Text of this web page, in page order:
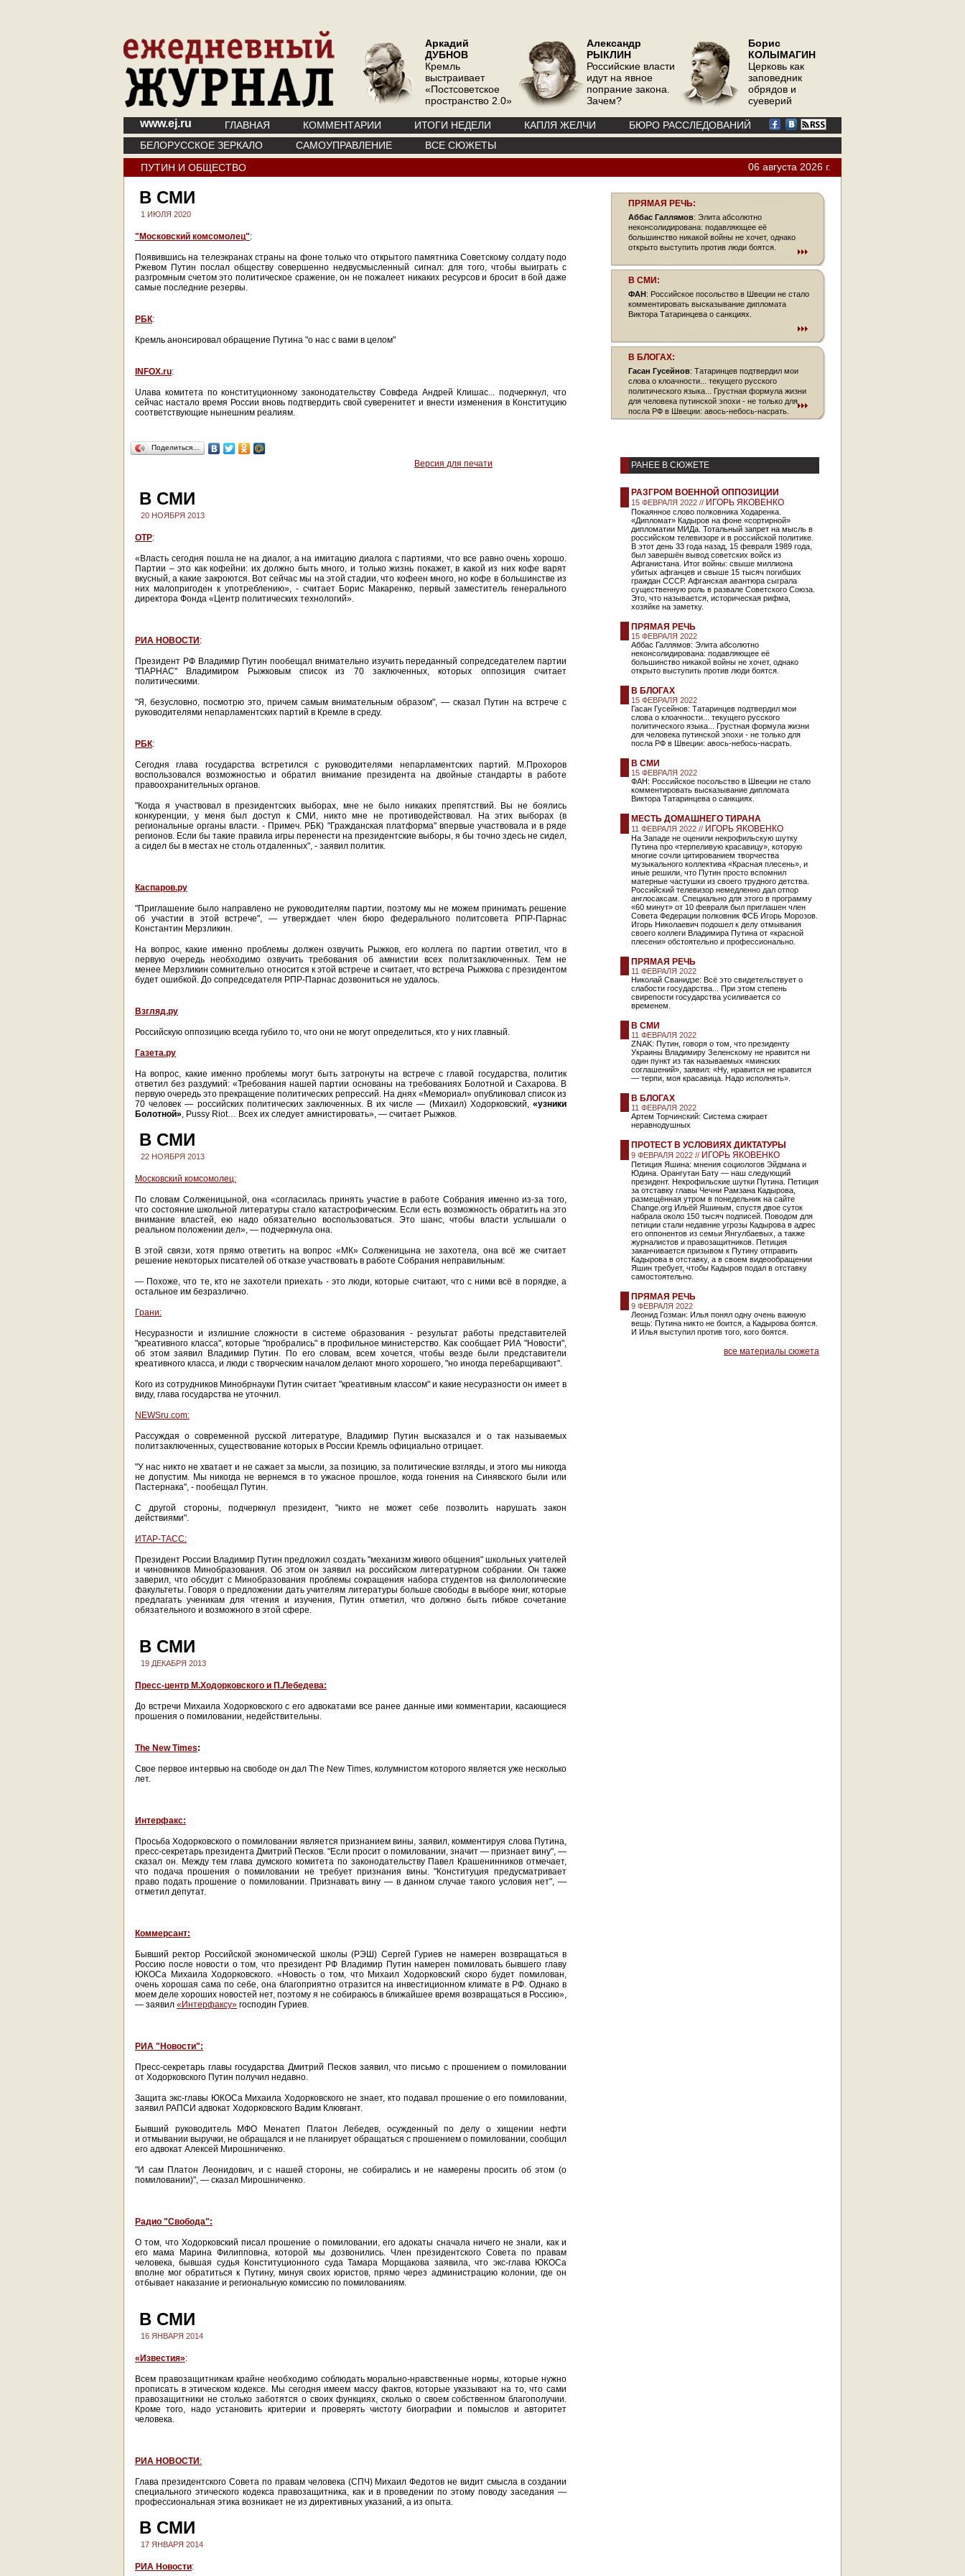
Аркадий
ДУБНОВ
Кремль
выстраивает
«Постсоветское
пространство 2.0»
Александр
РЫКЛИН
Российские власти
идут на явное
попрание закона.
Зачем?
Борис
КОЛЫМАГИН
Церковь как
заповедник
обрядов и
суеверий
www.ej.ru ГЛАВНАЯ КОММЕНТАРИИ ИТОГИ НЕДЕЛИ КАПЛЯ ЖЕЛЧИ
БЮРО РАССЛЕДОВАНИЙ
БЕЛОРУССКОЕ ЗЕРКАЛО
САМОУПРАВЛЕНИЕ
ВСЕ СЮЖЕТЫ
ПУТИН И ОБЩЕСТВО
06 августа 2026 г.
В СМИ
1 ИЮЛЯ 2020
"Московский комсомолец":
Появившись на телеэкранах страны на фоне только что открытого памятника Советскому солдату подо
Ржевом Путин послал обществу совершенно недвусмысленный сигнал: для того, чтобы выиграть с
разгромным счетом это политическое сражение, он не пожалеет никаких ресурсов и бросит в бой даже
самые последние резервы.
РБК:
Кремль анонсировал обращение Путина "о нас с вами в целом"
INFOX.ru:
Uлава комитета по конституционному законодательству Совфеда Андрей Клишас... подчеркнул, что
сейчас настало время России вновь подтвердить свой суверенитет и внести изменения в Конституцию
соответствующие нынешним реалиям.
Поделиться…
Версия для печати
В СМИ
20 НОЯБРЯ 2013
ОТР:
«Власть сегодня пошла не на диалог, а на имитацию диалога с партиями, что все равно очень хорошо.
Партии – это как кофейни: их должно быть много, и только жизнь покажет, в какой из них кофе варят
вкусный, а какие закроются. Вот сейчас мы на этой стадии, что кофеен много, но кофе в большинстве из
них малопригоден к употреблению», - считает Борис Макаренко, первый заместитель генерального
директора Фонда «Центр политических технологий».
РИА НОВОСТИ :
Президент РФ Владимир Путин пообещал внимательно изучить переданный сопредседателем партии
"ПАРНАС" Владимиром Рыжковым список из 70 заключенных, которых оппозиция считает
политическими.
"Я, безусловно, посмотрю это, причем самым внимательным образом", — сказал Путин на встрече с
руководителями непарламентских партий в Кремле в среду.
РБК:
Сегодня глава государства встретился с руководителями непарламентских партий. М.Прохоров
воспользовался возможностью и обратил внимание президента на двойные стандарты в работе
правоохранительных органов.
"Когда я участвовал в президентских выборах, мне не было никаких препятствий. Вы не боялись
конкуренции, у меня был доступ к СМИ, никто мне не противодействовал. На этих выборах (в
региональные органы власти. - Примеч. РБК) "Гражданская платформа" впервые участвовала и в ряде
регионов. Если бы такие правила игры перенести на президентские выборы, я бы точно здесь не сидел,
а сидел бы в местах не столь отдаленных", - заявил политик.
Каспаров.ру
"Приглашение было направлено не руководителям партии, поэтому мы не можем принимать решение
об участии в этой встрече", — утверждает член бюро федерального политсовета РПР-Парнас
Константин Мерзликин.
На вопрос, какие именно проблемы должен озвучить Рыжков, его коллега по партии ответил, что в
первую очередь необходимо озвучить требования об амнистии всех политзаключенных. Тем не
менее Мерзликин сомнительно относится к этой встрече и считает, что встреча Рыжкова с президентом
будет ошибкой. До сопредседателя РПР-Парнас дозвониться не удалось.
Взгляд.ру
Российскую оппозицию всегда губило то, что они не могут определиться, кто у них главный.
Газета.ру
На вопрос, какие именно проблемы могут быть затронуты на встрече с главой государства, политик
ответил без раздумий: «Требования нашей партии основаны на требованиях Болотной и Сахарова. В
первую очередь это прекращение политических репрессий. На днях «Мемориал» опубликовал список из
70 человек — российских политических заключенных. В их числе — (Михаил) Ходорковский, «узники
Болотной», Pussy Riot… Всех их следует амнистировать», — считает Рыжков.
В СМИ
22 НОЯБРЯ 2013
Московский комсомолец:
По словам Солженицыной, она «согласилась принять участие в работе Собрания именно из-за того,
что состояние школьной литературы стало катастрофическим. Если есть возможность обратить на это
внимание властей, ею надо обязательно воспользоваться. Это шанс, чтобы власти услышали о
реальном положении дел», — подчеркнула она.
В этой связи, хотя прямо ответить на вопрос «МК» Солженицына не захотела, она всё же считает
решение некоторых писателей об отказе участвовать в работе Собрания неправильным:
— Похоже, что те, кто не захотели приехать - это люди, которые считают, что с ними всё в порядке, а
остальное им безразлично.
Грани:
Несуразности и излишние сложности в системе образования - результат работы представителей
"креативного класса", которые "пробрались" в профильное министерство. Как сообщает РИА "Новости",
об этом заявил Владимир Путин. По его словам, всем хочется, чтобы везде были представители
креативного класса, и люди с творческим началом делают много хорошего, "но иногда перебарщивают".
Кого из сотрудников Минобрнауки Путин считает "креативным классом" и какие несуразности он имеет в
виду, глава государства не уточнил.
NEWSru.com:
Рассуждая о современной русской литературе, Владимир Путин высказался и о так называемых
политзаключенных, существование которых в России Кремль официально отрицает.
"У нас никто не хватает и не сажает за мысли, за позицию, за политические взгляды, и этого мы никогда
не допустим. Мы никогда не вернемся в то ужасное прошлое, когда гонения на Синявского были или
Пастернака", - пообещал Путин.
С другой стороны, подчеркнул президент, "никто не может себе позволить нарушать закон
действиями".
ИТАР-ТАСС:
Президент России Владимир Путин предложил создать "механизм живого общения" школьных учителей
и чиновников Минобразования. Об этом он заявил на российском литературном собрании. Он также
заверил, что обсудит с Минобразования проблемы сокращения набора студентов на филологические
факультеты. Говоря о предложении дать учителям литературы больше свободы в выборе книг, которые
предлагать ученикам для чтения и изучения, Путин отметил, что должно быть гибкое сочетание
обязательного и возможного в этой сфере.
В СМИ
19 ДЕКАБРЯ 2013
Пресс-центр М.Ходорковского и П.Лебедева:
До встречи Михаила Ходорковского с его адвокатами все ранее данные ими комментарии, касающиеся
прошения о помиловании, недействительны.
The New Times:
Свое первое интервью на свободе он дал The New Times, колумнистом которого является уже несколько
лет.
Интерфакс:
Просьба Ходорковского о помиловании является признанием вины, заявил, комментируя слова Путина,
пресс-секретарь президента Дмитрий Песков. "Если просит о помиловании, значит — признает вину", —
сказал он. Между тем глава думского комитета по законодательству Павел Крашенинников отмечает,
что подача прошения о помиловании не требует признания вины. "Конституция предусматривает
право подать прошение о помиловании. Признавать вину — в данном случае такого условия нет", —
отметил депутат.
Коммерсант:
Бывший ректор Российской экономической школы (РЭШ) Сергей Гуриев не намерен возвращаться в
Россию после новости о том, что президент РФ Владимир Путин намерен помиловать бывшего главу
ЮКОСа Михаила Ходорковского. «Новость о том, что Михаил Ходорковский скоро будет помилован,
очень хорошая сама по себе, она благоприятно отразится на инвестиционном климате в РФ. Однако в
моем деле хороших новостей нет, поэтому я не собираюсь в ближайшее время возвращаться в Россию»,
— заявил «Интерфаксу» господин Гуриев.
РИА "Новости":
Пресс-секретарь главы государства Дмитрий Песков заявил, что письмо с прошением о помиловании
от Ходорковского Путин получил недавно.
Защита экс-главы ЮКОСа Михаила Ходорковского не знает, кто подавал прошение о его помиловании,
заявил РАПСИ адвокат Ходорковского Вадим Клювгант.
Бывший руководитель МФО Менатеп Платон Лебедев, осужденный по делу о хищении нефти
и отмывании выручки, не обращался и не планирует обращаться с прошением о помиловании, сообщил
его адвокат Алексей Мирошниченко.
"И сам Платон Леонидович, и с нашей стороны, не собирались и не намерены просить об этом (о
помиловании)", — сказал Мирошниченко.
Радио "Свобода":
О том, что Ходорковский писал прошение о помиловании, его адокаты сначала ничего не знали, как и
его мама Марина Филипповна, которой мы дозвонились. Член президентского Совета по правам
человека, бывшая судья Конституционного суда Тамара Морщакова заявила, что экс-глава ЮКОСа
вполне мог обратиться к Путину, минуя своих юристов, прямо через администрацию колонии, где он
отбывает наказание и региональную комиссию по помилованиям.
В СМИ
16 ЯНВАРЯ 2014
«Известия»:
Всем правозащитникам крайне необходимо соблюдать морально-нравственные нормы, которые нужно
прописать в этическом кодексе. Мы сегодня имеем массу фактов, которые указывают на то, что сами
правозащитники не столько заботятся о своих функциях, сколько о своем собственном благополучии.
Кроме того, надо установить критерии и проверять чистоту биографии и помыслов и авторитет
человека.
РИА НОВОСТИ :
Глава президентского Совета по правам человека (СПЧ) Михаил Федотов не видит смысла в создании
специального этического кодекса правозащитника, как и в проведении по этому поводу заседания —
профессиональная этика возникает не из директивных указаний, а из опыта.
В СМИ
17 ЯНВАРЯ 2014
РИА Новости:
ПРЯМАЯ РЕЧЬ:
Аббас Галлямов: Элита абсолютно
неконсолидирована: подавляющее её
большинство никакой войны не хочет, однако
открыто выступить против люди боятся.
В СМИ:
ФАН: Российское посольство в Швеции не стало
комментировать высказывание дипломата
Виктора Татаринцева о санкциях.
В БЛОГАХ:
Гасан Гусейнов: Татаринцев подтвердил мои
слова о клоачности... текущего русского
политического языка... Грустная формула жизни
для человека путинской эпохи - не только для
посла РФ в Швеции: авось-небось-насрать.
РАНЕЕ В СЮЖЕТЕ
РАЗГРОМ ВОЕННОЙ ОППОЗИЦИИ
15 ФЕВРАЛЯ 2022 // ИГОРЬ ЯКОВЕНКО
Покаянное слово полковника Ходаренка.
«Дипломат» Кадыров на фоне «сортирной»
дипломатии МИДа. Тотальный запрет на мысль в
российском телевизоре и в российской политике.
В этот день 33 года назад, 15 февраля 1989 года,
был завершён вывод советских войск из
Афганистана. Итог войны: свыше миллиона
убитых афганцев и свыше 15 тысяч погибших
граждан СССР. Афганская авантюра сыграла
существенную роль в развале Советского Союза.
Это, что называется, историческая рифма,
хозяйке на заметку.
ПРЯМАЯ РЕЧЬ
15 ФЕВРАЛЯ 2022
Аббас Галлямов: Элита абсолютно
неконсолидирована: подавляющее её
большинство никакой войны не хочет, однако
открыто выступить против люди боятся.
В БЛОГАХ
15 ФЕВРАЛЯ 2022
Гасан Гусейнов: Татаринцев подтвердил мои
слова о клоачности... текущего русского
политического языка... Грустная формула жизни
для человека путинской эпохи - не только для
посла РФ в Швеции: авось-небось-насрать.
В СМИ
15 ФЕВРАЛЯ 2022
ФАН: Российское посольство в Швеции не стало
комментировать высказывание дипломата
Виктора Татаринцева о санкциях.
МЕСТЬ ДОМАШНЕГО ТИРАНА
11 ФЕВРАЛЯ 2022 // ИГОРЬ ЯКОВЕНКО
На Западе не оценили некрофильскую шутку
Путина про «терпеливую красавицу», которую
многие сочли цитированием творчества
музыкального коллектива «Красная плесень», и
иные решили, что Путин просто вспомнил
матерные частушки из своего трудного детства.
Российский телевизор немедленно дал отпор
англосаксам. Специально для этого в программу
«60 минут» от 10 февраля был приглашен член
Совета Федерации полковник ФСБ Игорь Морозов.
Игорь Николаевич подошел к делу отмывания
своего коллеги Владимира Путина от «красной
плесени» обстоятельно и профессионально.
ПРЯМАЯ РЕЧЬ
11 ФЕВРАЛЯ 2022
Николай Сванидзе: Всё это свидетельствует о
слабости государства... При этом степень
свирепости государства усиливается со
временем.
В СМИ
11 ФЕВРАЛЯ 2022
ZNAK: Путин, говоря о том, что президенту
Украины Владимиру Зеленскому не нравится ни
один пункт из так называемых «минских
соглашений», заявил: «Ну, нравится не нравится
— терпи, моя красавица. Надо исполнять».
В БЛОГАХ
11 ФЕВРАЛЯ 2022
Артем Торчинский: Система сжирает
неравнодушных
ПРОТЕСТ В УСЛОВИЯХ ДИКТАТУРЫ
9 ФЕВРАЛЯ 2022 // ИГОРЬ ЯКОВЕНКО
Петиция Яшина: мнения социологов Эйдмана и
Юдина. Орангутан Бату — наш следующий
президент. Некрофильские шутки Путина. Петиция
за отставку главы Чечни Рамзана Кадырова,
размещённая утром в понедельник на сайте
Change.org Ильёй Яшиным, спустя двое суток
набрала около 150 тысяч подписей. Поводом для
петиции стали недавние угрозы Кадырова в адрес
его оппонентов из семьи Янгулбаевых, а также
журналистов и правозащитников. Петиция
заканчивается призывом к Путину отправить
Кадырова в отставку, а в своем видеообращении
Яшин требует, чтобы Кадыров подал в отставку
самостоятельно.
ПРЯМАЯ РЕЧЬ
9 ФЕВРАЛЯ 2022
Леонид Гозман: Илья понял одну очень важную
вещь: Путина никто не боится, а Кадырова боятся.
И Илья выступил против того, кого боятся.
все материалы сюжета